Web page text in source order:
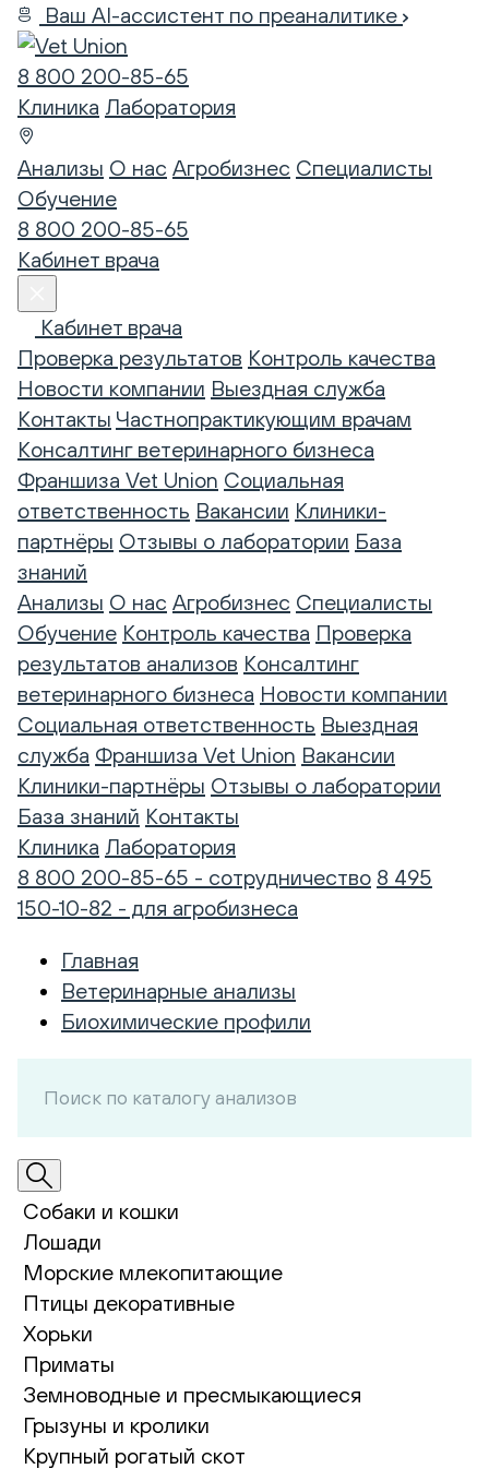
Ваш AI-ассистент по преаналитике
8 800 200-85-65
Клиника Лаборатория
Анализы О нас Агробизнес Специалисты
Обучение
8 800 200-85-65
Кабинет врача
Кабинет врача
Проверка результатов Контроль качества
Новости компании Выездная служба
Контакты Частнопрактикующим врачам
Консалтинг ветеринарного бизнеса
Франшиза Vet Union Социальная
ответственность Вакансии Клиники-
партнёры Отзывы о лаборатории База
знаний
Анализы О нас Агробизнес Специалисты
Обучение Контроль качества Проверка
результатов анализов Консалтинг
ветеринарного бизнеса Новости компании
Социальная ответственность Выездная
служба Франшиза Vet Union Вакансии
Клиники-партнёры Отзывы о лаборатории
База знаний Контакты
Клиника Лаборатория
8 800 200-85-65 - сотрудничество 8 495
150-10-82 - для агробизнеса
Главная
Ветеринарные анализы
Биохимические профили
Собаки и кошки
Лошади
Морские млекопитающие
Птицы декоративные
Хорьки
Приматы
Земноводные и пресмыкающиеся
Грызуны и кролики
Крупный рогатый скот